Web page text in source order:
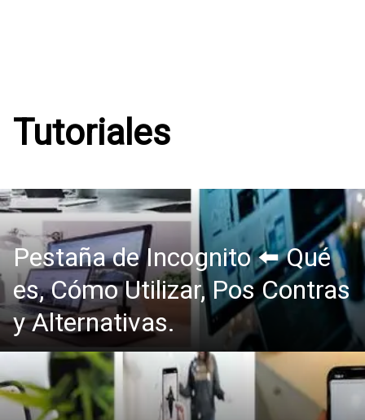
Tutoriales
Pestaña de Incognito ⬅️ Qué
es, Cómo Utilizar, Pos Contras
y Alternativas.